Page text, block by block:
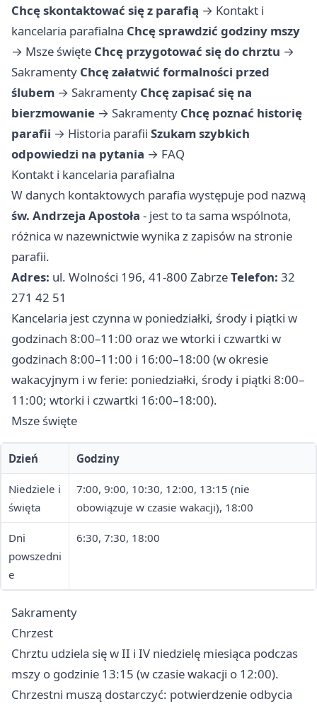
Chcę skontaktować się z parafią → Kontakt i
kancelaria parafialna Chcę sprawdzić godziny mszy
→ Msze święte Chcę przygotować się do chrztu →
Sakramenty Chcę załatwić formalności przed
ślubem → Sakramenty Chcę zapisać się na
bierzmowanie → Sakramenty Chcę poznać historię
parafii → Historia parafii Szukam szybkich
odpowiedzi na pytania → FAQ
Kontakt i kancelaria parafialna
W danych kontaktowych parafia występuje pod nazwą
św. Andrzeja Apostoła - jest to ta sama wspólnota,
różnica w nazewnictwie wynika z zapisów na stronie
parafii.
Adres: ul. Wolności 196, 41-800 ZabrzeTelefon: 32
271 42 51
Kancelaria jest czynna w poniedziałki, środy i piątki w
godzinach 8:00–11:00 oraz we wtorki i czwartki w
godzinach 8:00–11:00 i 16:00–18:00 (w okresie
wakacyjnym i w ferie: poniedziałki, środy i piątki 8:00–
11:00; wtorki i czwartki 16:00–18:00).
Msze święte
Dzień Godziny
Niedziele i
święta
7:00, 9:00, 10:30, 12:00, 13:15 (nie
obowiązuje w czasie wakacji), 18:00
Dni
powszedni
e
6:30, 7:30, 18:00
Sakramenty
Chrzest
Chrztu udziela się w II i IV niedzielę miesiąca podczas
mszy o godzinie 13:15 (w czasie wakacji o 12:00).
Chrzestni muszą dostarczyć: potwierdzenie odbycia